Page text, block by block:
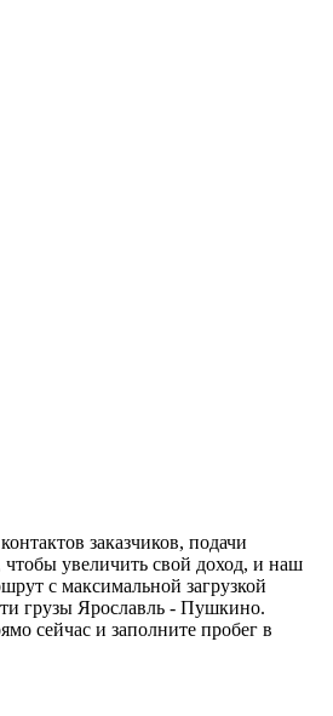
заказчиков, подачи
чтобы увеличить свой доход, и наш
с максимальной загрузкой
грузы Ярославль - Пушкино.
сейчас и заполните пробег в